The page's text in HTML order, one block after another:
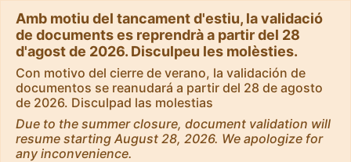
Amb motiu del tancament d'estiu, la validació
de documents es reprendrà a partir del 28
d'agost de 2026. Disculpeu les molèsties.
Con motivo del cierre de verano, la validación de
documentos se reanudará a partir del 28 de agosto
de 2026. Disculpad las molestias
Due to the summer closure, document validation will
resume starting August 28, 2026. We apologize for
any inconvenience.